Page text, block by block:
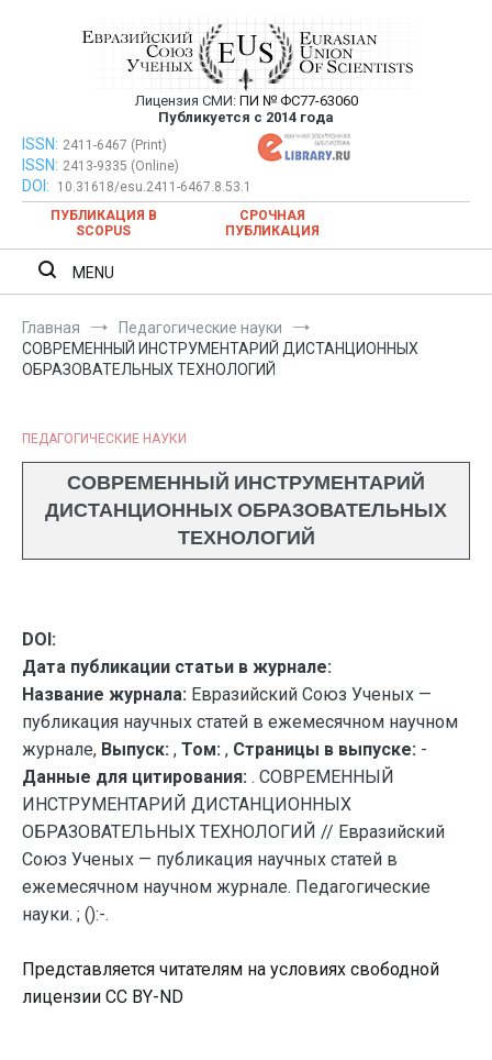
Евразийский Союз Ученых —
публикация научных статей в
ежемесячном научном журнале
Лицензия СМИ: ПИ № ФС77-63060
Публикуется с 2014 года
Евразийский Союз Ученых — публикация научных статей в
ежемесячном научном журнале
ISSN: 2411-6467 (Print)
ISSN: 2413-9335 (Online)
DOI:
10.31618/esu.2411-6467.8.53.1
ПУБЛИКАЦИЯ В
SCOPUS
СРОЧНАЯ
ПУБЛИКАЦИЯ
MENU
Главная
Педагогические науки
СОВРЕМЕННЫЙ ИНСТРУМЕНТАРИЙ ДИСТАНЦИОННЫХ
ОБРАЗОВАТЕЛЬНЫХ ТЕХНОЛОГИЙ
ПЕДАГОГИЧЕСКИЕ НАУКИ
СОВРЕМЕННЫЙ ИНСТРУМЕНТАРИЙ
ДИСТАНЦИОННЫХ ОБРАЗОВАТЕЛЬНЫХ
ТЕХНОЛОГИЙ
DOI:
Дата публикации статьи в журнале:
Название журнала: Евразийский Союз Ученых —
публикация научных статей в ежемесячном научном
журнале, Выпуск: , Том: , Страницы в выпуске: -
Данные для цитирования: . СОВРЕМЕННЫЙ
ИНСТРУМЕНТАРИЙ ДИСТАНЦИОННЫХ
ОБРАЗОВАТЕЛЬНЫХ ТЕХНОЛОГИЙ // Евразийский
Союз Ученых — публикация научных статей в
ежемесячном научном журнале. Педагогические
науки. ; ():-.
Представляется читателям на условиях свободной
лицензии CC BY-ND